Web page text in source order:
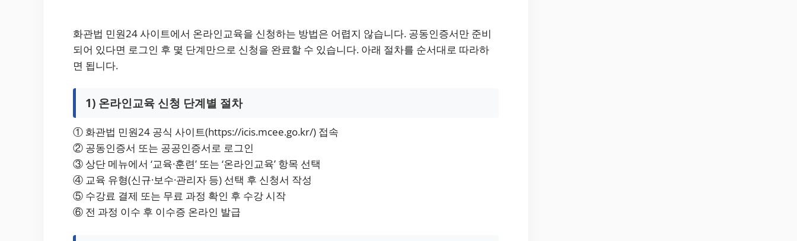
화관법 민원24 사이트에서 온라인교육을 신청하는 방법은 어렵지 않습니다. 공동인증서만 준비
되어 있다면 로그인 후 몇 단계만으로 신청을 완료할 수 있습니다. 아래 절차를 순서대로 따라하
면 됩니다.
1) 온라인교육 신청 단계별 절차
① 화관법 민원24 공식 사이트(https://icis.mcee.go.kr/) 접속
② 공동인증서 또는 공공인증서로 로그인
③ 상단 메뉴에서 ‘교육·훈련’ 또는 ‘온라인교육’ 항목 선택
④ 교육 유형(신규·보수·관리자 등) 선택 후 신청서 작성
⑤ 수강료 결제 또는 무료 과정 확인 후 수강 시작
⑥ 전 과정 이수 후 이수증 온라인 발급